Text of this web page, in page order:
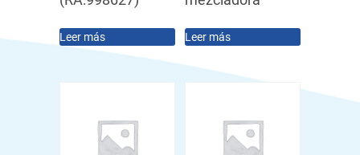
Leer más Leer más